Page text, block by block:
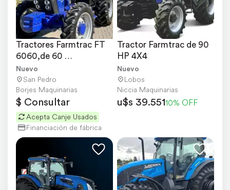
Tractores Farmtrac FT
6060,de 60
Hp,agricolas,doble
Tracción
Nuevo
San Pedro
Borjes Maquinarias
$ Consultar
Acepta Canje Usados
Financiación de fábrica
Tractor Farmtrac de 90
HP 4X4
Nuevo
Lobos
Niccia Maquinarias
u$s 39.55110% OFF